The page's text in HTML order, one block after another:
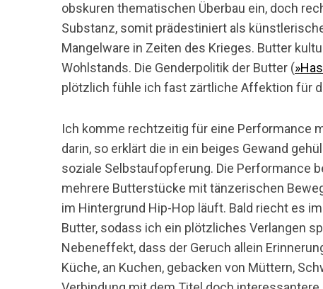
obskuren thematischen Überbau ein, doch
Substanz, somit prädestiniert als
Mangelware in Zeiten des Krieges. Butter
Wohlstands. Die Genderpolitik der Butter (
plötzlich fühle ich fast zärtliche Affektion für
Ich komme rechtzeitig für eine Performance
darin, so erklärt die in ein beiges Gewand
soziale Selbstaufopferung. Die Performance
mehrere Butterstücke mit tänzerischen
im Hintergrund Hip-Hop läuft. Bald riecht es
Butter, sodass ich ein plötzliches Verlangen
Nebeneffekt, dass der Geruch allein
Küche, an Kuchen, gebacken von Müttern,